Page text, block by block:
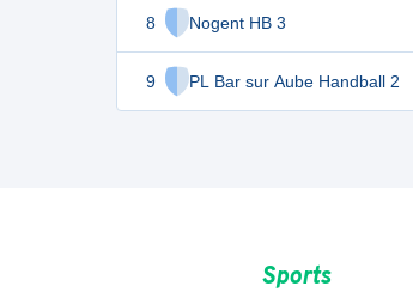
8 Nogent HB 3
9 PL Bar sur Aube Handball 2
Sports